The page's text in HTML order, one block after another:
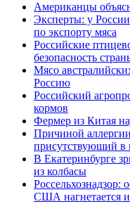
Американцы
Эксперты: у
по экспорту мяса
Российские
безопасность
Мясо
Россию
Российский
кормов
Фермер из Китая
Причиной
присутствуюший в
В Екатеринбурге
из колбасы
Россельхознадзор:
США нагнетается